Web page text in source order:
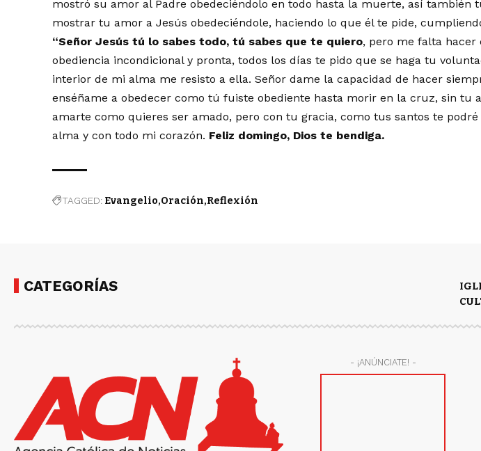
mostró su amor al Padre obedeciéndolo en todo hasta la muerte, así también
mostrar tu amor a Jesús obedeciéndole, haciendo lo que él te pide,
“Señor Jesús tú lo sabes todo, tú sabes que te quiero, pero me falta
obediencia incondicional y pronta, todos los días te pido que se haga tu
interior de mi alma me resisto a ella. Señor dame la capacidad de hacer
enséñame a obedecer como tú fuiste obediente hasta morir en la cruz, sin tu
amarte como quieres ser amado, pero con tu gracia, como tus santos te
alma y con todo mi corazón. Feliz domingo, Dios te bendiga.
TAGGED: Evangelio Oración Reflexión
CATEGORÍAS
- ¡ANÚNCIATE! -